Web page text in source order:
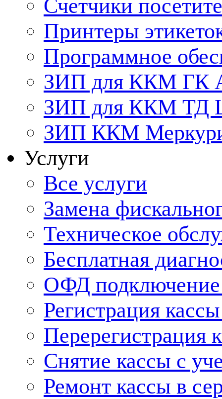
Счетчики
Принтеры
Программное
ЗИП для ККМ ГК
ЗИП для ККМ ТД
ЗИП ККМ
Услуги
Все услуги
Замена
Техническое
Бесплатная
ОФД подключение
Регистрация
Снятие кассы с
Ремонт кассы в